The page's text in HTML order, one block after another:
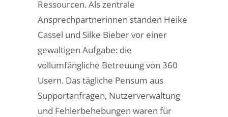
Ressourcen. Als zentrale
Ansprechpartnerinnen standen Heike
Cassel und Silke Bieber vor einer
gewaltigen Aufgabe: die
vollumfängliche Betreuung von 360
Usern. Das tägliche Pensum aus
Supportanfragen, Nutzerverwaltung
und Fehlerbehebungen waren für